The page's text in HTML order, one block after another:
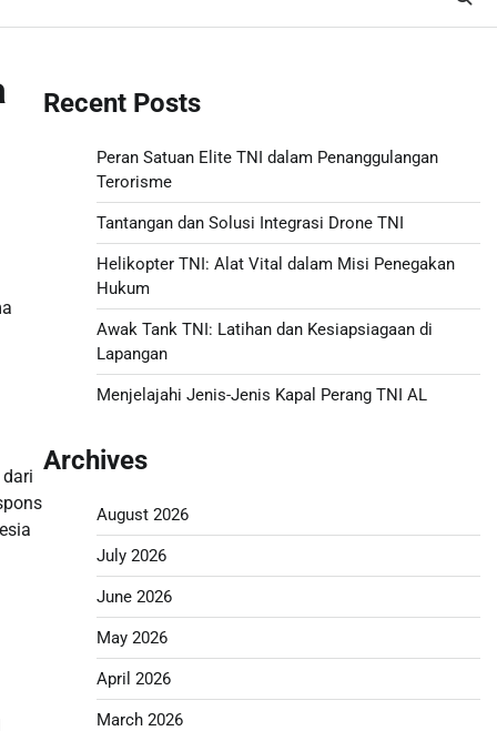
Recent Posts
Peran Satuan Elite TNI dalam Penanggulangan
Terorisme
Tantangan dan Solusi Integrasi Drone TNI
Helikopter TNI: Alat Vital dalam Misi Penegakan
Hukum
Awak Tank TNI: Latihan dan Kesiapsiagaan di
Lapangan
Menjelajahi Jenis-Jenis Kapal Perang TNI AL
Archives
August 2026
July 2026
June 2026
May 2026
April 2026
March 2026